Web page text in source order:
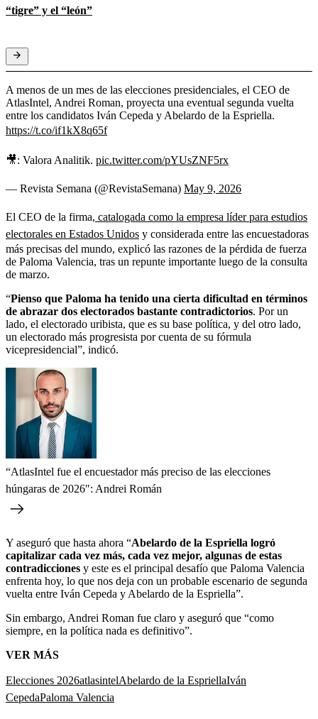
“tigre” y el “león”
A menos de un mes de las elecciones presidenciales, el CEO de
AtlasIntel, Andrei Roman, proyecta una eventual segunda vuelta
entre los candidatos Iván Cepeda y Abelardo de la Espriella.
https://t.co/if1kX8q65f
🎥: Valora Analitik. pic.twitter.com/pYUsZNF5rx
— Revista Semana (@RevistaSemana) May 9, 2026
El CEO de la firma, catalogada como la empresa líder para estudios
electorales en Estados Unidos y considerada entre las encuestadoras
más precisas del mundo, explicó las razones de la pérdida de fuerza
de Paloma Valencia, tras un repunte importante luego de la consulta
de marzo.
“Pienso que Paloma ha tenido una cierta dificultad en términos
de abrazar dos electorados bastante contradictorios. Por un
lado, el electorado uribista, que es su base política, y del otro lado,
un electorado más progresista por cuenta de su fórmula
vicepresidencial”, indicó.
“AtlasIntel fue el encuestador más preciso de las elecciones
húngaras de 2026″: Andrei Román
Y aseguró que hasta ahora “Abelardo de la Espriella logró
capitalizar cada vez más, cada vez mejor, algunas de estas
contradicciones y este es el principal desafío que Paloma Valencia
enfrenta hoy, lo que nos deja con un probable escenario de segunda
vuelta entre Iván Cepeda y Abelardo de la Espriella”.
Sin embargo, Andrei Roman fue claro y aseguró que “como
siempre, en la política nada es definitivo”.
VER MÁS
Elecciones 2026atlasintelAbelardo de la EspriellaIván
CepedaPaloma Valencia